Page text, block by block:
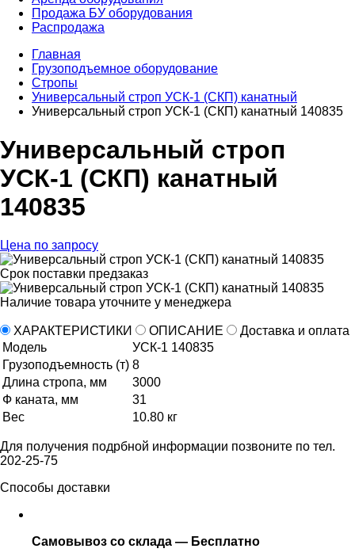
Продажа БУ оборудования
Распродажа
Главная
Грузоподъемное оборудование
Стропы
Универсальный строп УСК-1 (СКП) канатный
Универсальный строп УСК-1 (СКП) канатный 140835
Универсальный строп
УСК-1 (СКП) канатный
140835
Цена по запросу
Срок поставки предзаказ
Наличие товара уточните у менеджера
ХАРАКТЕРИСТИКИ ОПИСАНИЕ
Доставка и оплата
Модель
УСК-1 140835
Грузоподъемность (т) 8
Длина стропа, мм
3000
Ф каната, мм
31
Вес
10.80 кг
Для получения подрбной информации позвоните по тел.
202-25-75
Способы доставки
Самовывоз со склада — Бесплатно